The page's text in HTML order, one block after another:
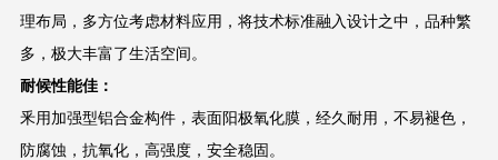
理布局，多方位考虑材料应用，将技术标准融入设计之中，品种繁
多，极大丰富了生活空间。
耐候性能佳：
釆用加强型铝合金构件，表面阳极氧化膜，经久耐用，不易褪色，
防腐蚀，抗氧化，高强度，安全稳固。